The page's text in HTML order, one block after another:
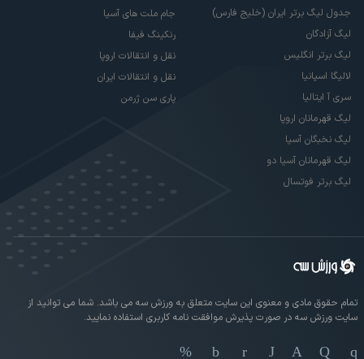
جدول لیگ برتر ایران (خلیج فارس)
لیگ آزادگان
لیگ برتر انگلیس
لالیگا اسپانیا
سری آ ایتالیا
لیگ قهرمانان اروپا
لیگ نخبگان آسیا
لیگ قهرمانان آسیا دو
لیگ برتر فوتسال
جام ملت های آسیا
رنکینگ فیفا
نقل و انتقالات اروپا
نقل و انتقالات ایران
پاری سن ژرمن
تمام حقوق مادی و معنوی این سایت متعلق به ورزش سه می باشد. شما می توانید از
سایت ورزش سه در صورت پذیرش موافقت نامه کاربری استفاده نمایید.